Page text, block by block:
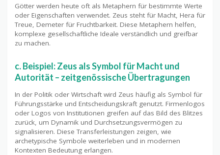
Götter werden heute oft als Metaphern für bestimmte Werte
oder Eigenschaften verwendet. Zeus steht für Macht, Hera für
Treue, Demeter für Fruchtbarkeit. Diese Metaphern helfen,
komplexe gesellschaftliche Ideale verständlich und greifbar
zu machen.
c. Beispiel: Zeus als Symbol für Macht und
Autorität – zeitgenössische Übertragungen
In der Politik oder Wirtschaft wird Zeus häufig als Symbol für
Führungsstärke und Entscheidungskraft genutzt. Firmenlogos
oder Logos von Institutionen greifen auf das Bild des Blitzes
zurück, um Dynamik und Durchsetzungsvermögen zu
signalisieren. Diese Transferleistungen zeigen, wie
archetypische Symbole weiterleben und in modernen
Kontexten Bedeutung erlangen.